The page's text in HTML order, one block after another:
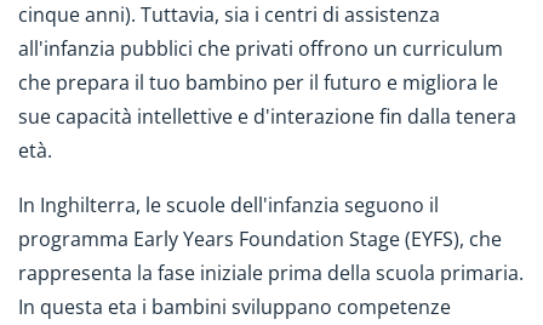
cinque anni). Tuttavia, sia i centri di assistenza
all'infanzia pubblici che privati offrono un curriculum
che prepara il tuo bambino per il futuro e migliora le
sue capacità intellettive e d'interazione fin dalla tenera
età.
In Inghilterra, le scuole dell'infanzia seguono il
programma Early Years Foundation Stage (EYFS), che
rappresenta la fase iniziale prima della scuola primaria.
In questa eta i bambini sviluppano competenze